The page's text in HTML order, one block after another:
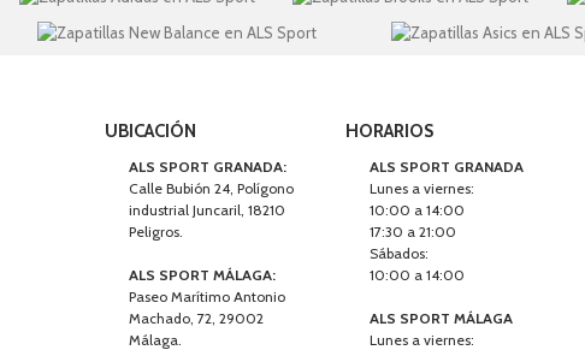
UBICACIÓN
ALS SPORT GRANADA:
Calle Bubión 24, Polígono
industrial Juncaril, 18210
Peligros.
ALS SPORT MÁLAGA:
Paseo Marítimo Antonio
Machado, 72, 29002
Málaga.
HORARIOS
ALS SPORT GRANADA
Lunes a viernes:
10:00 a 14:00
17:30 a 21:00
Sábados:
10:00 a 14:00
ALS SPORT MÁLAGA
Lunes a viernes: